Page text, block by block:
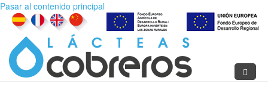
Pasar al contenido principal